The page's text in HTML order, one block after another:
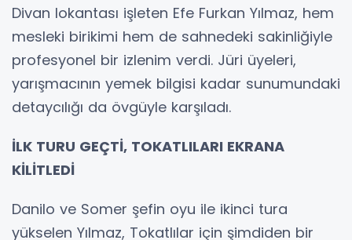
Divan lokantası işleten Efe Furkan Yılmaz, hem
mesleki birikimi hem de sahnedeki sakinliğiyle
profesyonel bir izlenim verdi. Jüri üyeleri,
yarışmacının yemek bilgisi kadar sunumundaki
detaycılığı da övgüyle karşıladı.
İLK TURU GEÇTİ, TOKATLILARI EKRANA
KİLİTLEDİ
Danilo ve Somer şefin oyu ile ikinci tura
yükselen Yılmaz, Tokatlılar için şimdiden bir